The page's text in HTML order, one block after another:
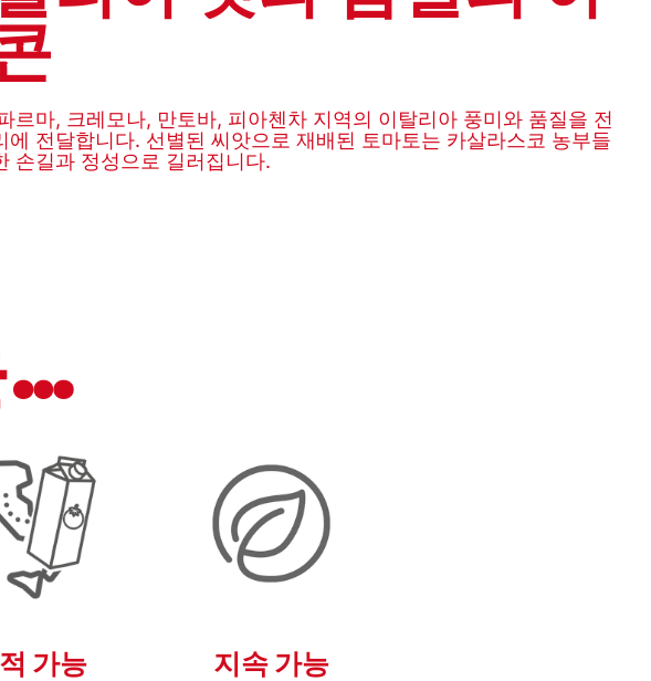
르마, 크레모나, 만토바, 피아첸차 지역의 이탈리아 풍미와 품질을 전
에 전달합니다. 선별된 씨앗으로 재배된 토마토는 카살라스코 농부들
손길과 정성으로 길러집니다.
가능 지속 가능